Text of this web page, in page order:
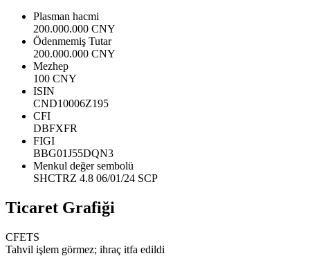
Plasman hacmi
200.000.000 CNY
Ödenmemiş Tutar
200.000.000 CNY
Mezhep
100 CNY
ISIN
CND10006Z195
CFI
DBFXFR
FIGI
BBG01J55DQN3
Menkul değer sembolü
SHCTRZ 4.8 06/01/24 SCP
Ticaret Grafiği
CFETS
Tahvil işlem görmez; ihraç itfa edildi